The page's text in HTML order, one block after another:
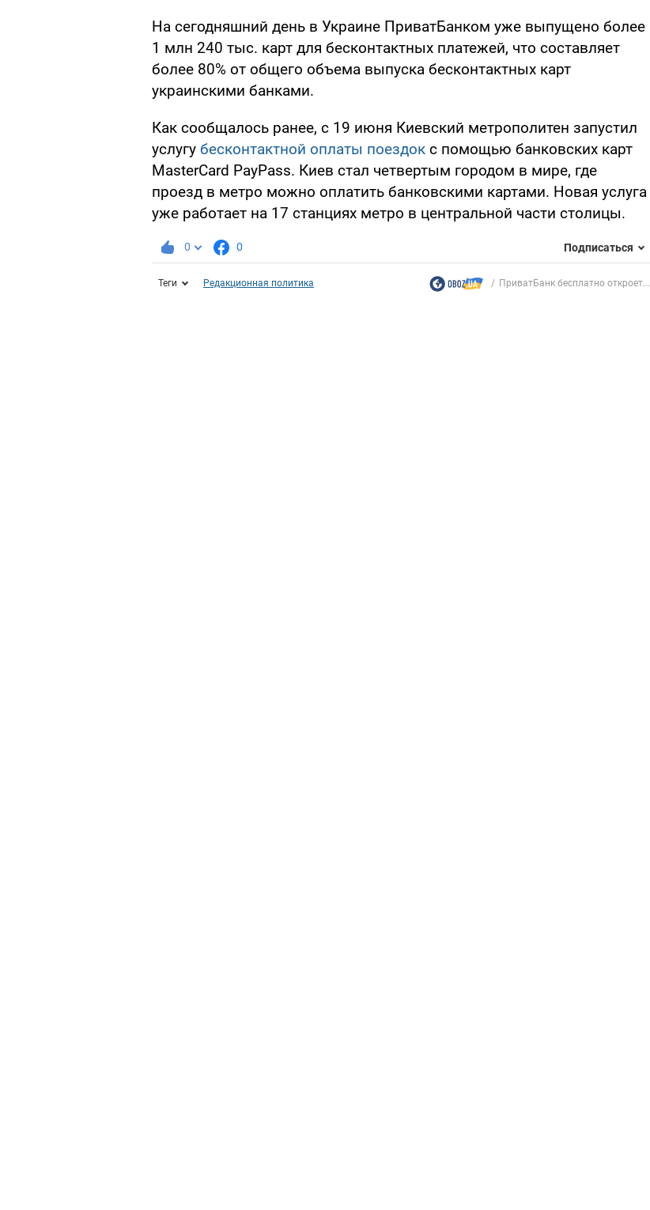
На сегодняшний день в Украине ПриватБанком уже выпущено более
1 млн 240 тыс. карт для бесконтактных платежей, что составляет
более 80% от общего объема выпуска бесконтактных карт
украинскими банками.
Как сообщалось ранее, с 19 июня Киевский метрополитен запустил
услугу бесконтактной оплаты поездок с помощью банковских карт
MasterCard PayPass. Киев стал четвертым городом в мире, где
проезд в метро можно оплатить банковскими картами. Новая услуга
уже работает на 17 станциях метро в центральной части столицы.
0 0 Подписаться
Теги Редакционная политика ПриватБанк бесплатно откроет...